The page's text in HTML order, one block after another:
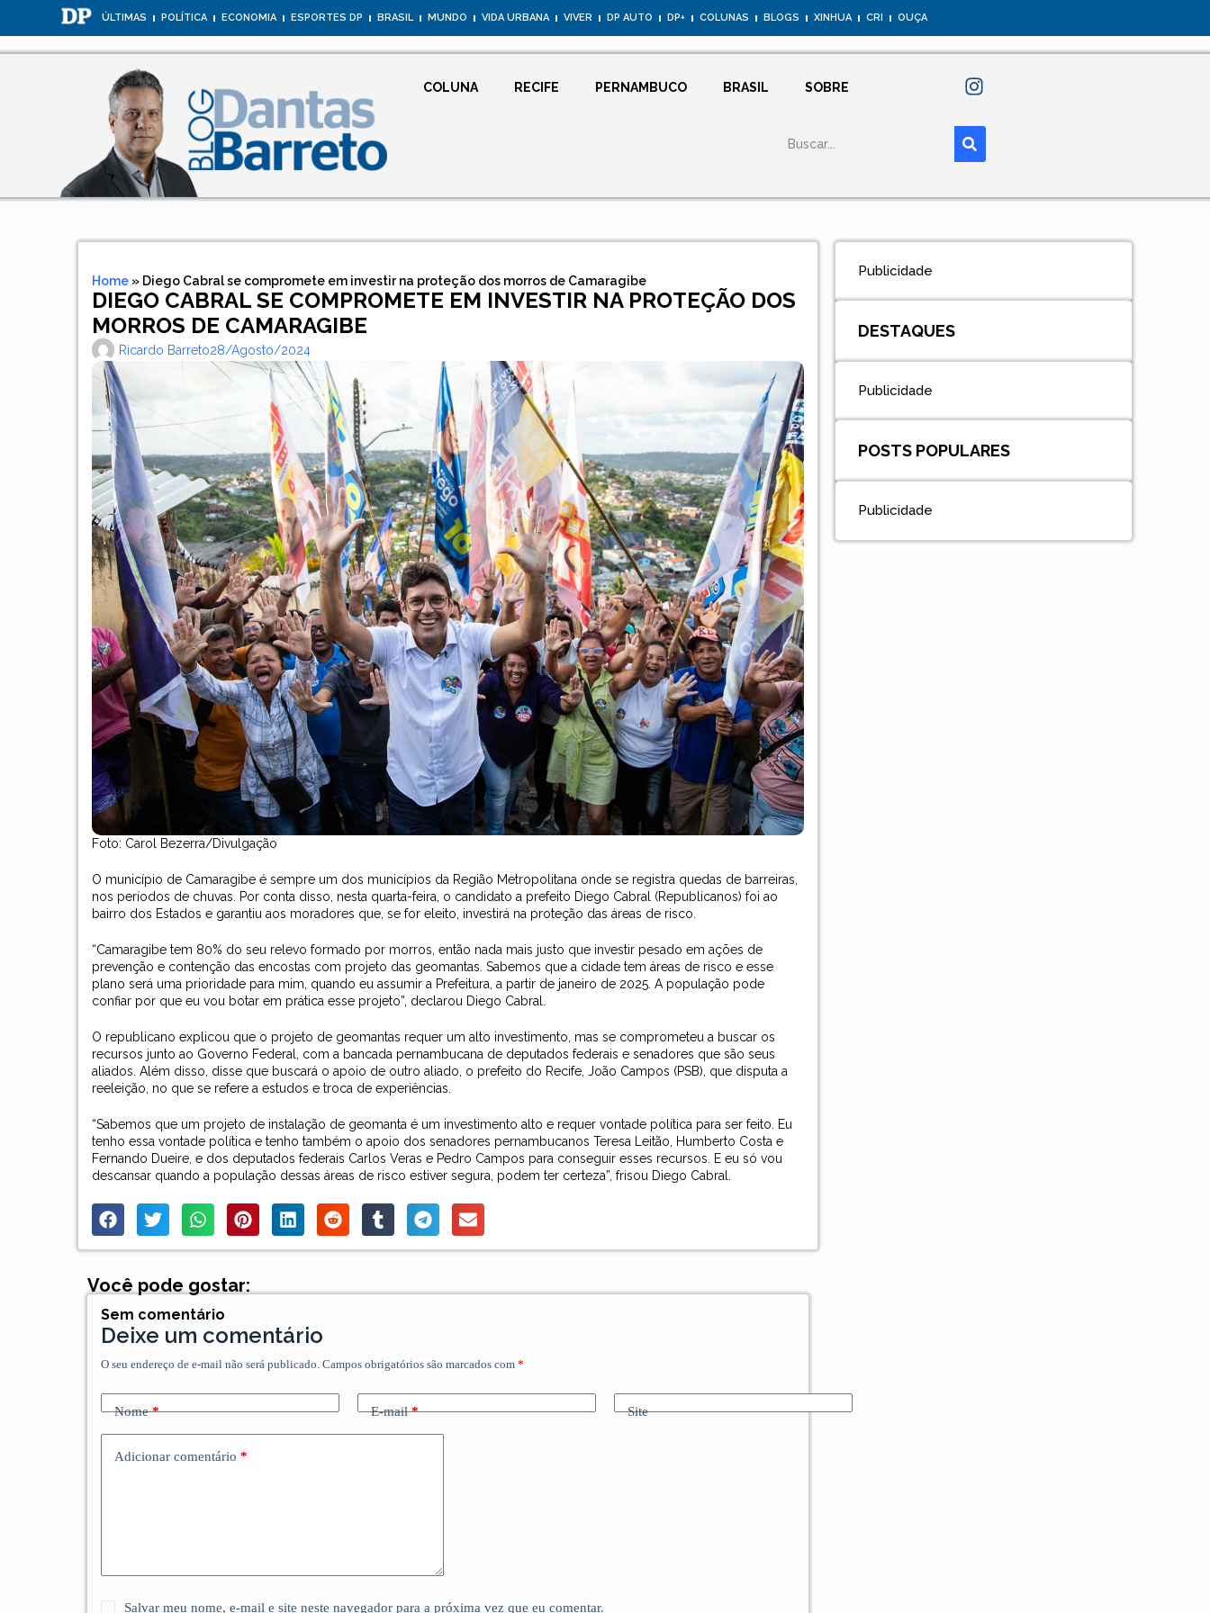
ÚLTIMAS POLÍTICA ECONOMIA ESPORTES DP BRASIL MUNDO VIDA URBANA VIVER DP AUTO DP+ COLUNAS BLOGS XINHUA CRI OUÇA
COLUNA RECIFE PERNAMBUCO BRASIL SOBRE
Home » Diego Cabral se compromete em investir na proteção dos morros de Camaragibe
DIEGO CABRAL SE COMPROMETE EM INVESTIR NA PROTEÇÃO DOS
MORROS DE CAMARAGIBE
Ricardo Barreto28/agosto/2024
Foto: Carol Bezerra/Divulgação
O município de Camaragibe é sempre um dos municípios da Região Metropolitana onde se registra quedas de barreiras,
nos períodos de chuvas. Por conta disso, nesta quarta-feira, o candidato a prefeito Diego Cabral (Republicanos) foi ao
bairro dos Estados e garantiu aos moradores que, se for eleito, investirá na proteção das áreas de risco.
“Camaragibe tem 80% do seu relevo formado por morros, então nada mais justo que investir pesado em ações de
prevenção e contenção das encostas com projeto das geomantas. Sabemos que a cidade tem áreas de risco e esse
plano será uma prioridade para mim, quando eu assumir a Prefeitura, a partir de janeiro de 2025. A população pode
confiar por que eu vou botar em prática esse projeto”, declarou Diego Cabral.
O republicano explicou que o projeto de geomantas requer um alto investimento, mas se comprometeu a buscar os
recursos junto ao Governo Federal, com a bancada pernambucana de deputados federais e senadores que são seus
aliados. Além disso, disse que buscará o apoio de outro aliado, o prefeito do Recife, João Campos (PSB), que disputa a
reeleição, no que se refere a estudos e troca de experiências.
“Sabemos que um projeto de instalação de geomanta é um investimento alto e requer vontade política para ser feito. Eu
tenho essa vontade política e tenho também o apoio dos senadores pernambucanos Teresa Leitão, Humberto Costa e
Fernando Dueire, e dos deputados federais Carlos Veras e Pedro Campos para conseguir esses recursos. E eu só vou
descansar quando a população dessas áreas de risco estiver segura, podem ter certeza”, frisou Diego Cabral.
Você pode gostar:
Sem comentário
Deixe um comentário
O seu endereço de e-mail não será publicado. Campos obrigatórios são marcados com*
Nome* E-mail* Site
Adicionar comentário *
Salvar meu nome, e-mail e site neste navegador para a próxima vez que eu comentar.
Publicidade
DESTAQUES
Publicidade
POSTS POPULARES
Publicidade